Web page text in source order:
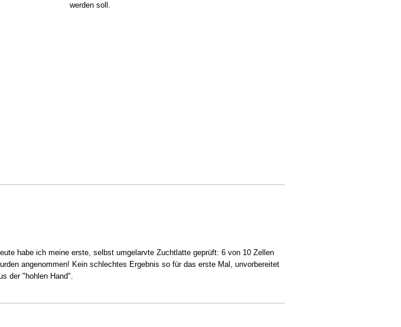
werden soll.
habe ich meine erste, selbst umgelarvte Zuchtlatte geprüft: 6 von 10 Zellen
angenommen! Kein schlechtes Ergebnis so für das erste Mal, unvorbereitet
der "hohlen Hand".